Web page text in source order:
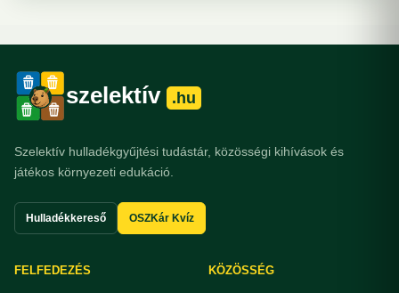
szelektív .hu
Szelektív hulladékgyűjtési tudástár, közösségi kihívások és
játékos környezeti edukáció.
Hulladékkereső OSZKár Kvíz
FELFEDEZÉS KÖZÖSSÉG